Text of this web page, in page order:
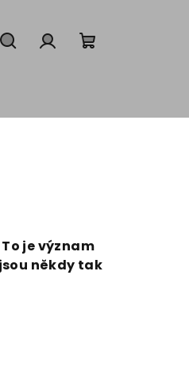
je význam
někdy tak